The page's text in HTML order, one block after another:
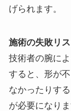
げられます。
施術の失敗リ
技術者の腕に
すると、形が
なかったりす
が必要になり